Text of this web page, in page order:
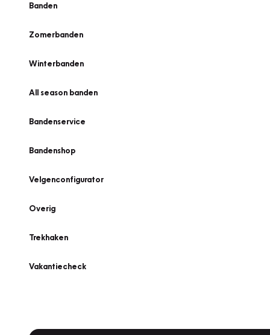
Banden
Zomerbanden
Winterbanden
All season banden
Bandenservice
Bandenshop
Velgenconfigurator
Overig
Trekhaken
Vakantiecheck